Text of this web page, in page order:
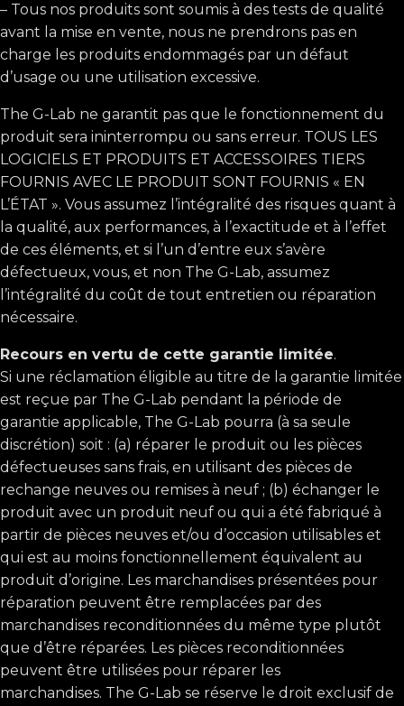
– Tous nos produits sont soumis à des tests de qualité
avant la mise en vente, nous ne prendrons pas en
charge les produits endommagés par un défaut
d’usage ou une utilisation excessive.
The G-Lab ne garantit pas que le fonctionnement du
produit sera ininterrompu ou sans erreur. TOUS LES
LOGICIELS ET PRODUITS ET ACCESSOIRES TIERS
FOURNIS AVEC LE PRODUIT SONT FOURNIS « EN
L’ÉTAT ». Vous assumez l’intégralité des risques quant à
la qualité, aux performances, à l’exactitude et à l’effet
de ces éléments, et si l’un d’entre eux s’avère
défectueux, vous, et non The G-Lab, assumez
l’intégralité du coût de tout entretien ou réparation
nécessaire.
Recours en vertu de cette garantie limitée.
Si une réclamation éligible au titre de la garantie limitée
est reçue par The G-Lab pendant la période de
garantie applicable, The G-Lab pourra (à sa seule
discrétion) soit : (a) réparer le produit ou les pièces
défectueuses sans frais, en utilisant des pièces de
rechange neuves ou remises à neuf ; (b) échanger le
produit avec un produit neuf ou qui a été fabriqué à
partir de pièces neuves et/ou d’occasion utilisables et
qui est au moins fonctionnellement équivalent au
produit d’origine. Les marchandises présentées pour
réparation peuvent être remplacées par des
marchandises reconditionnées du même type plutôt
que d’être réparées. Les pièces reconditionnées
peuvent être utilisées pour réparer les
marchandises. The G-Lab se réserve le droit exclusif de